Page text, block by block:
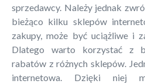
sprzedawcy. Należy jednak
bieżąco kilku sklepów
zakupy, może być uciążliwe i
Dlatego warto korzystać z
rabatów z różnych sklepów.
internetowa. Dzięki niej